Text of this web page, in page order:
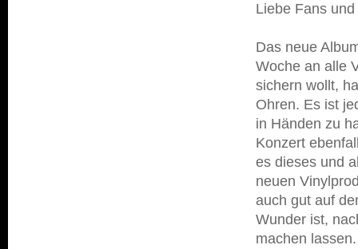
Liebe Fans
Das neue
Woche an alle
sichern wollt,
Ohren. Es ist
in Händen zu
Konzert
es dieses und
neuen
auch gut auf
Wunder ist,
machen